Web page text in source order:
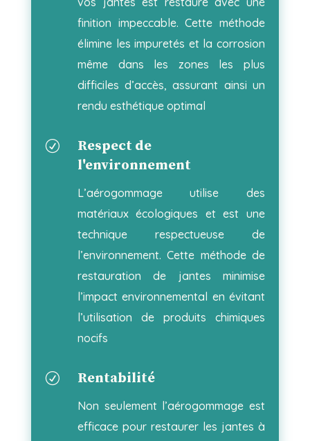
finition impeccable. Cette méthode
élimine les impuretés et la corrosion
même dans les zones les plus
difficiles d’accès, assurant ainsi un
rendu esthétique optimal
R
Respect de
l'environnement
L’aérogommage utilise des
matériaux écologiques et est une
technique respectueuse de
l’environnement. Cette méthode de
restauration de jantes minimise
l’impact environnemental en évitant
l’utilisation de produits chimiques
nocifs
R Rentabilité
Non seulement l’aérogommage est
efficace pour restaurer les jantes à